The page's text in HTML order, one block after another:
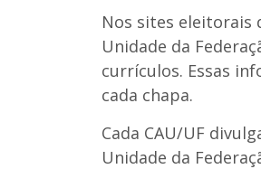
Nos sites eleitorais
Unidade da
currículos. Essas
cada chapa.
Cada CAU/UF
Unidade da